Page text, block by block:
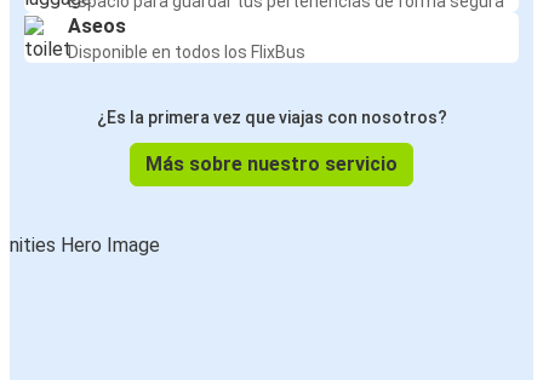
Aseos
Disponible en todos los FlixBus
¿Es la primera vez que viajas con nosotros?
Más sobre nuestro servicio